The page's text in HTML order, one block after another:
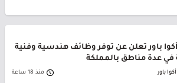
باور تعلن عن توفر وظائف هندسية وفنية
في عدة مناطق بالمملكة
باور منذ 18 ساعة